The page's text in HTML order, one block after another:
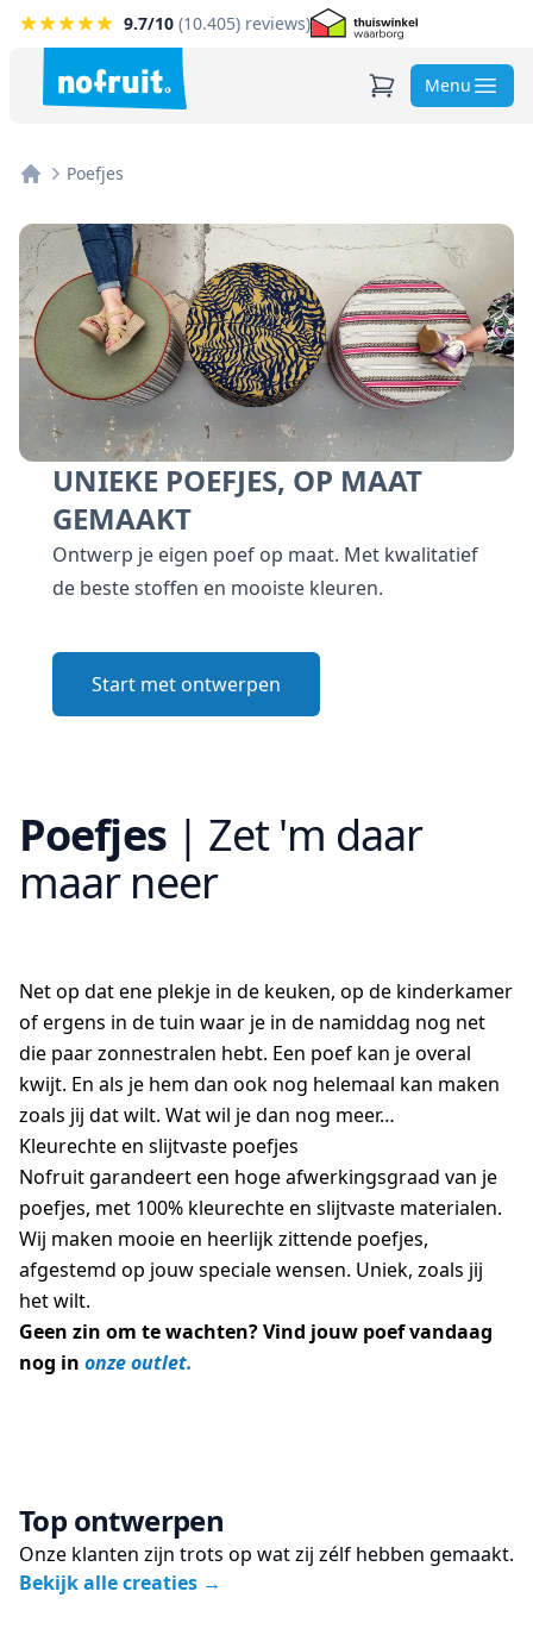
9.7/10 (10.405) reviews)
Menu
Poefjes
UNIEKE POEFJES, OP MAAT
GEMAAKT
Ontwerp je eigen poef op maat. Met kwalitatief
de beste stoffen en mooiste kleuren.
Start met ontwerpen
Poefjes | Zet 'm daar
maar neer
Net op dat ene plekje in de keuken, op de kinderkamer
of ergens in de tuin waar je in de namiddag nog net
die paar zonnestralen hebt. Een poef kan je overal
kwijt. En als je hem dan ook nog helemaal kan maken
zoals jij dat wilt. Wat wil je dan nog meer…
Kleurechte en slijtvaste poefjes
Nofruit garandeert een hoge afwerkingsgraad van je
poefjes, met 100% kleurechte en slijtvaste materialen.
Wij maken mooie en heerlijk zittende poefjes,
afgestemd op jouw speciale wensen. Uniek, zoals jij
het wilt.
Geen zin om te wachten? Vind jouw poef vandaag
nog in onze outlet.
Top ontwerpen
Onze klanten zijn trots op wat zij zélf hebben gemaakt.
Bekijk alle creaties →